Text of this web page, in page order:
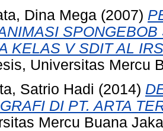
Dina Mega (2007)
KELAS V SDIT AL
Universitas Mercu
Satrio Hadi (2014)
DI PT. ARTA
Mercu Buana